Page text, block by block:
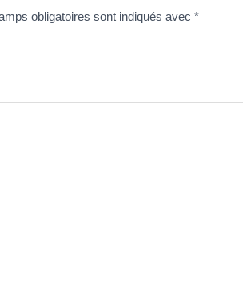
obligatoires sont indiqués avec*